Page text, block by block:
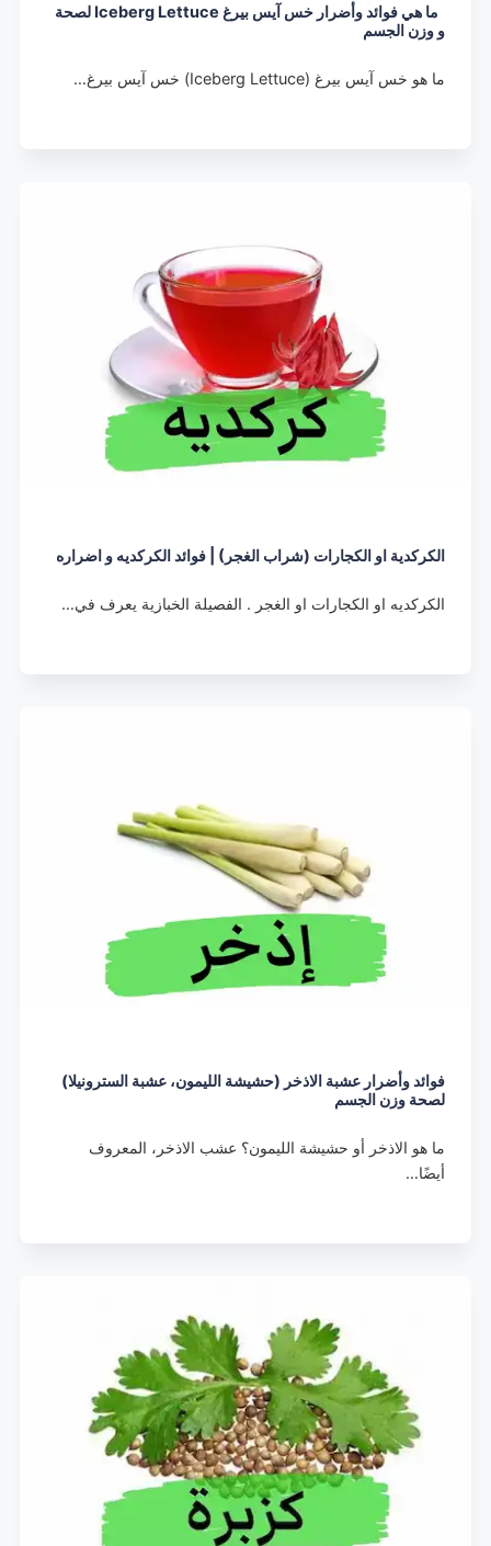
ما هي فوائد وأضرار خس آيس بيرغ Iceberg Lettuce لصحة
و وزن الجسم
ما هو خس آيس بيرغ (Iceberg Lettuce) خس آيس بيرغ…
الكركدية او الكجارات (شراب الغجر) | فوائد الكركديه و اضراره
الكركديه او الكجارات او الغجر . الفصيلة الخبازية يعرف في…
فوائد وأضرار عشبة الاذخر (حشيشة الليمون، عشبة السترونيلا)
لصحة وزن الجسم
ما هو الاذخر أو حشيشة الليمون؟ عشب الاذخر، المعروف
أيضًا…